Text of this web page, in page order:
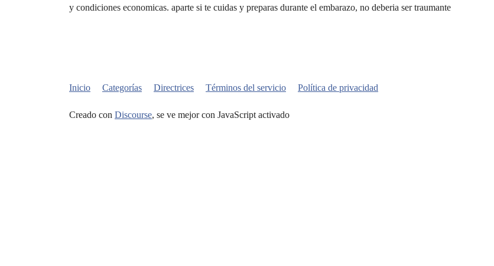
y condiciones economicas. aparte si te cuidas y preparas durante el embarazo, no deberia ser traumante
Inicio Categorías Directrices Términos del servicio Política de privacidad
Creado con Discourse, se ve mejor con JavaScript activado